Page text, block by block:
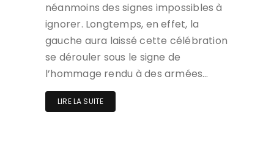
néanmoins des signes impossibles à
ignorer. Longtemps, en effet, la
gauche aura laissé cette célébration
se dérouler sous le signe de
l’hommage rendu à des armées…
LIRE LA SUITE